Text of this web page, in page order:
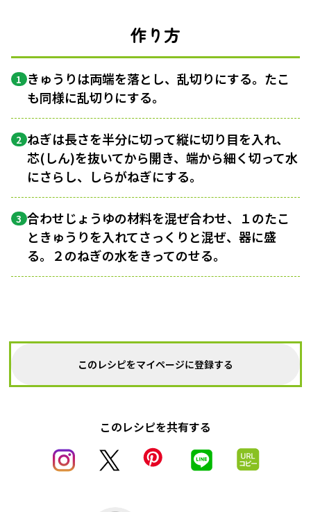
作り方
1 きゅうりは両端を落とし、乱切りにする。たこ
も同様に乱切りにする。
2 ねぎは長さを半分に切って縦に切り目を入れ、
芯(しん)を抜いてから開き、端から細く切って水
にさらし、しらがねぎにする。
3 合わせじょうゆの材料を混ぜ合わせ、１のたこ
ときゅうりを入れてさっくりと混ぜ、器に盛
る。２のねぎの水をきってのせる。
このレシピをマイページに登録する
このレシピを共有する